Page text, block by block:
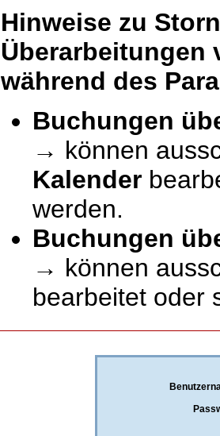
Hinweise zu
Überarbeitungen
während des
Buchungen
→ können
Kalender
werden.
Buchungen
→ können
bearbeitet oder